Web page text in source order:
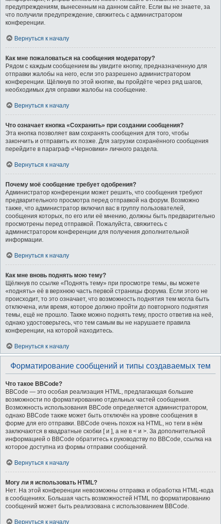
предупреждениям, вынесенным на данном сайте. Если вы не знаете, за
что получили предупреждение, свяжитесь с администратором
конференции.
Вернуться к началу
Как мне пожаловаться на сообщения модератору?
Рядом с каждым сообщением вы увидите кнопку, предназначенную для
отправки жалобы на него, если это разрешено администратором
конференции. Щёлкнув по этой кнопке, вы пройдёте через ряд шагов,
необходимых для оправки жалобы на сообщение.
Вернуться к началу
Что означает кнопка «Сохранить» при создании сообщения?
Эта кнопка позволяет вам сохранять сообщения для того, чтобы
закончить и отправить их позже. Для загрузки сохранённого сообщения
перейдите в параграф «Черновики» личного раздела.
Вернуться к началу
Почему моё сообщение требует одобрения?
Администратор конференции может решить, что сообщения требуют
предварительного просмотра перед отправкой на форум. Возможно
также, что администратор включил вас в группу пользователей,
сообщения которых, по его или её мнению, должны быть предварительно
просмотрены перед отправкой. Пожалуйста, свяжитесь с
администратором конференции для получения дополнительной
информации.
Вернуться к началу
Как мне вновь поднять мою тему?
Щёлкнув по ссылке «Поднять тему» при просмотре темы, вы можете
«поднять» её в верхнюю часть первой страницы форума. Если этого не
происходит, то это означает, что возможность поднятия тем могла быть
отключена, или время, которое должно пройти до повторного поднятия
темы, ещё не прошло. Также можно поднять тему, просто ответив на неё,
однако удостоверьтесь, что тем самым вы не нарушаете правила
конференции, на которой находитесь.
Вернуться к началу
Форматирование сообщений и типы создаваемых тем
Что такое BBCode?
BBCode — это особая реализация HTML, предлагающая большие
возможности по форматированию отдельных частей сообщения.
Возможность использования BBCode определяется администратором,
однако BBCode также может быть отключён на уровне сообщения в
форме для его отправки. BBCode очень похож на HTML, но теги в нём
заключаются в квадратные скобки [ и ], а не в < и >. За дополнительной
информацией о BBCode обратитесь к руководству по BBCode, ссылка на
которое доступна из формы отправки сообщений.
Вернуться к началу
Могу ли я использовать HTML?
Нет. На этой конференции невозможны отправка и обработка HTML-кода
в сообщениях. Большая часть возможностей HTML по форматированию
сообщений может быть реализована с использованием BBCode.
Вернуться к началу